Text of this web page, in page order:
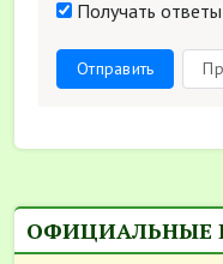
Получать
Отправить
ОФИЦИАЛЬНЫЕ